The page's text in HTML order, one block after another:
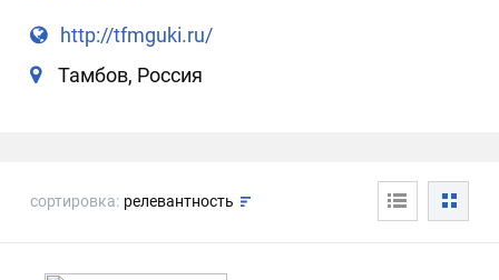
http://tfmguki.ru/
Тамбов, Россия
сортировка: релевантность